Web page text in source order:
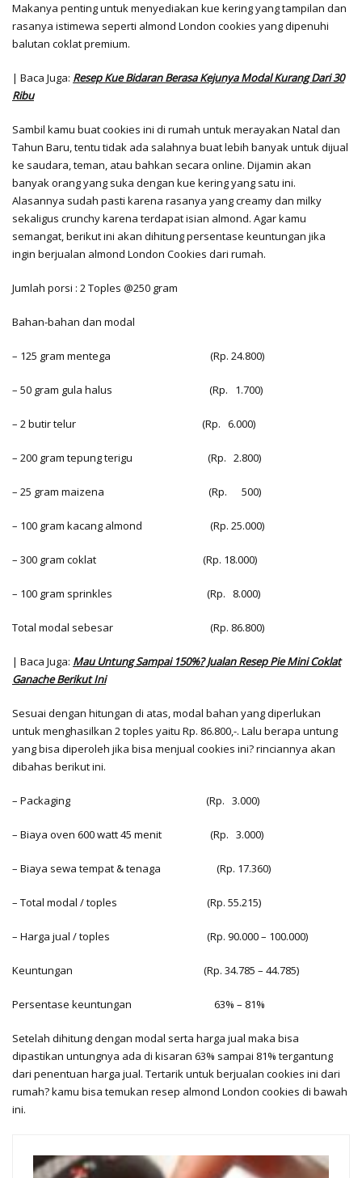
Makanya penting untuk menyediakan kue kering yang tampilan dan
rasanya istimewa seperti almond London cookies yang dipenuhi
balutan coklat premium.
| Baca Juga: Resep Kue Bidaran Berasa Kejunya Modal Kurang Dari 30
Ribu
Sambil kamu buat cookies ini di rumah untuk merayakan Natal dan
Tahun Baru, tentu tidak ada salahnya buat lebih banyak untuk dijual
ke saudara, teman, atau bahkan secara online. Dijamin akan
banyak orang yang suka dengan kue kering yang satu ini.
Alasannya sudah pasti karena rasanya yang creamy dan milky
sekaligus crunchy karena terdapat isian almond. Agar kamu
semangat, berikut ini akan dihitung persentase keuntungan jika
ingin berjualan almond London Cookies dari rumah.
Jumlah porsi : 2 Toples @250 gram
Bahan-bahan dan modal
– 125 gram mentega (Rp. 24.800)
– 50 gram gula halus (Rp. 1.700)
– 2 butir telur (Rp. 6.000)
– 200 gram tepung terigu (Rp. 2.800)
– 25 gram maizena (Rp. 500)
– 100 gram kacang almond (Rp. 25.000)
– 300 gram coklat (Rp. 18.000)
– 100 gram sprinkles (Rp. 8.000)
Total modal sebesar (Rp. 86.800)
| Baca Juga: Mau Untung Sampai 150%? Jualan Resep Pie Mini Coklat
Ganache Berikut Ini
Sesuai dengan hitungan di atas, modal bahan yang diperlukan
untuk menghasilkan 2 toples yaitu Rp. 86.800,-. Lalu berapa untung
yang bisa diperoleh jika bisa menjual cookies ini? rinciannya akan
dibahas berikut ini.
– Packaging (Rp. 3.000)
– Biaya oven 600 watt 45 menit (Rp. 3.000)
– Biaya sewa tempat & tenaga (Rp. 17.360)
– Total modal / toples (Rp. 55.215)
– Harga jual / toples (Rp. 90.000 – 100.000)
Keuntungan (Rp. 34.785 – 44.785)
Persentase keuntungan 63% – 81%
Setelah dihitung dengan modal serta harga jual maka bisa
dipastikan untungnya ada di kisaran 63% sampai 81% tergantung
dari penentuan harga jual. Tertarik untuk berjualan cookies ini dari
rumah? kamu bisa temukan resep almond London cookies di bawah
ini.